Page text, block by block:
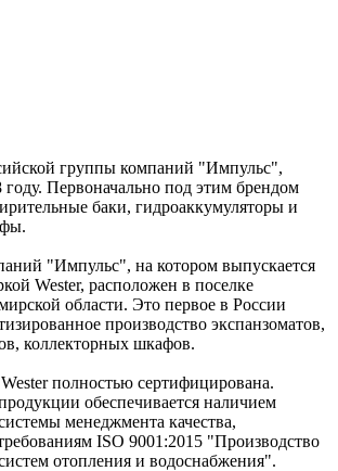
группы компаний "Импульс",
Первоначально под этим брендом
баки, гидроаккумуляторы и
"Импульс", на котором выпускается
Wester, расположен в поселке
области. Это первое в России
производство экспанзоматов,
коллекторных шкафов.
полностью сертифицирована.
обеспечивается наличием
менеджмента качества,
ISO 9001:2015 "Производство
отопления и водоснабжения".